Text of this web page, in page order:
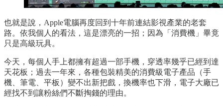
也就是說，Apple電腦再度回到十年前連結影視產業的老套
路。依我個人的看法，這是漂亮的一招；因為「消費機」畢竟
只是高級玩具。
今天，每個人手上都擁有超過一部手機，穿透率幾乎已經到達
天花板；過去一年來，各種包裝精美的消費級電子產品（手
機、筆電、平板）變不出新把戲，換機率也下滑，電子大廠已
經找不到讓粉絲們不斷掏錢的理由。